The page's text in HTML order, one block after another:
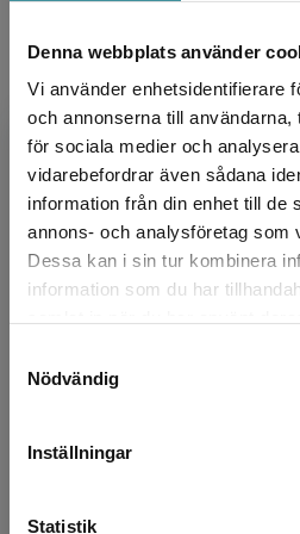
Denna webbplats använder
Vi använder enhetsidentifierare
och annonserna till användarna,
för sociala medier och
vidarebefordrar även sådana
information från din enhet till de
annons- och analysföretag som
Dessa kan i sin tur kombinera
information som du har
Nödvändig
Inställningar
Statistik
Begränsad
Det verkar som att du
nyponochviljaforlag.se via
Sverige. För att kunna
Köp- och leveransvillkor
Jenny Edvardsson är
andraspråk mot SFI. Hon